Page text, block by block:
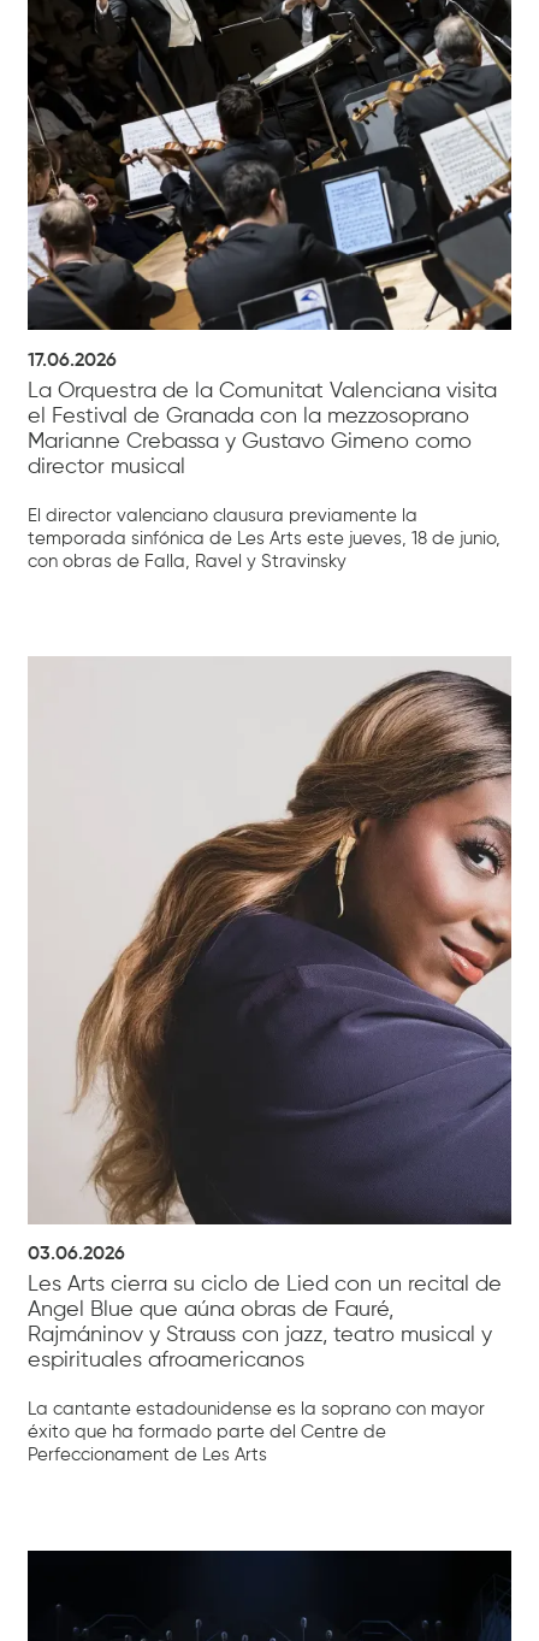
17.06.2026
La Orquestra de la Comunitat Valenciana visita
el Festival de Granada con la mezzosoprano
Marianne Crebassa y Gustavo Gimeno como
director musical
El director valenciano clausura previamente la
temporada sinfónica de Les Arts este jueves, 18 de junio,
con obras de Falla, Ravel y Stravinsky
03.06.2026
Les Arts cierra su ciclo de Lied con un recital de
Angel Blue que aúna obras de Fauré,
Rajmáninov y Strauss con jazz, teatro musical y
espirituales afroamericanos
La cantante estadounidense es la soprano con mayor
éxito que ha formado parte del Centre de
Perfeccionament de Les Arts